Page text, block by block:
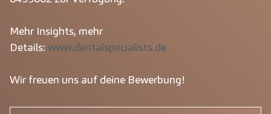
Mehr Insights, mehr
Details: www.dentalspecialists.de
Wir freuen uns auf deine Bewerbung!